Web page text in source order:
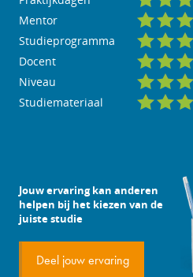
Mentor
Studieprogramma
Docent
Niveau
Studiemateriaal
Jouw ervaring kan anderen
helpen bij het kiezen van de
juiste studie
Deel jouw ervaring